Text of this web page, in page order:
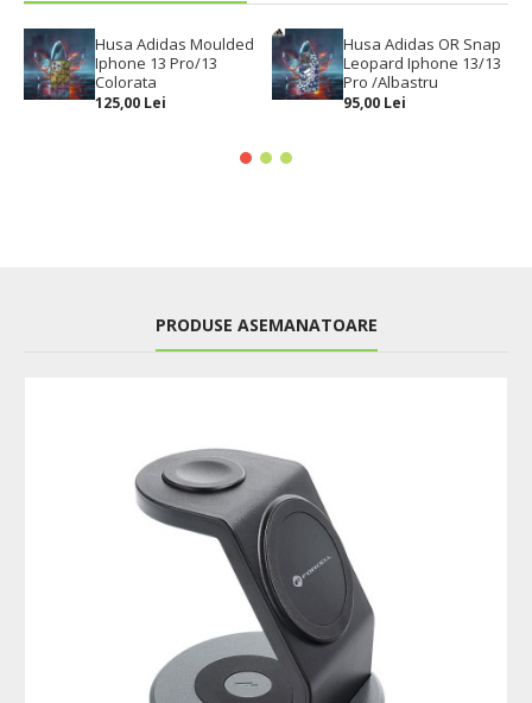
Husa Adidas Moulded
Iphone 13 Pro/13
Colorata
125,00 Lei
Husa Adidas OR Snap
Leopard Iphone 13/13
Pro /Albastru
95,00 Lei
PRODUSE ASEMANATOARE